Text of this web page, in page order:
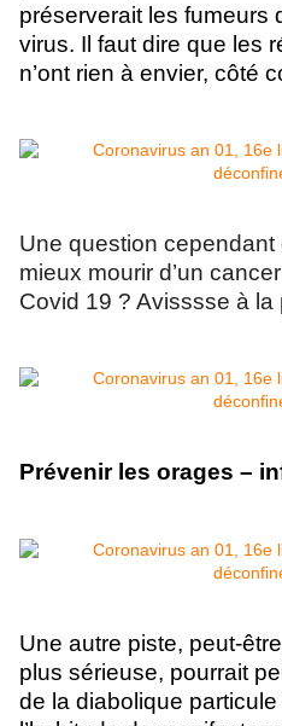
préserverait les fumeurs
virus. Il faut dire que les
n’ont rien à envier, côté
Une question cependant
mieux mourir d’un
Covid 19 ? Avisssse à la
Prévenir les orages –
Une autre piste, peut-
plus sérieuse, pourrait
de la diabolique